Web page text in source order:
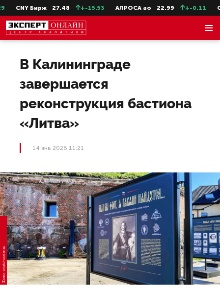
CNY Бирж 27.48 +-15.53 АЛРОСА ао 22.99 +-0.11
В Калининграде
завершается
реконструкция бастиона
«Литва»
14 янв 2026 11:21
Фото: world-ocean.ru